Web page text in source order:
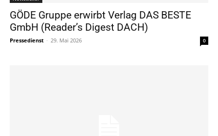
GÖDE Gruppe erwirbt Verlag DAS BESTE
GmbH (Reader’s Digest DACH)
Pressedienst - 29. Mai 2026 0